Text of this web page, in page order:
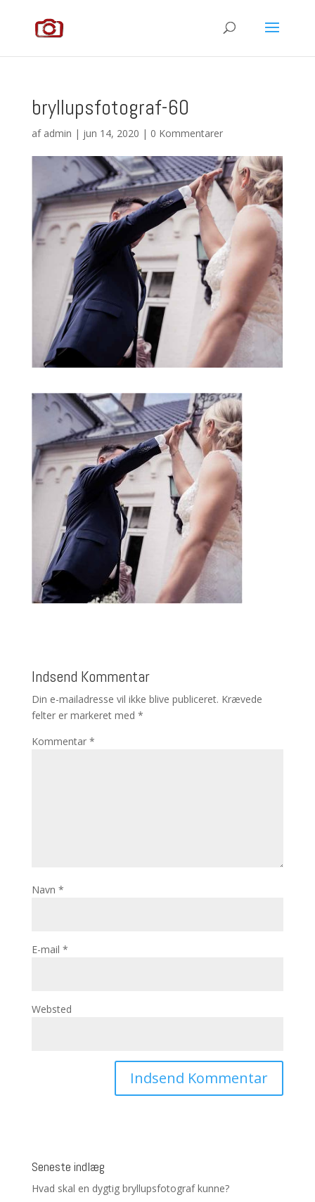
bryllupsfotograf-60
af admin | jun 14, 2020 | 0 Kommentarer
Indsend Kommentar
Din e-mailadresse vil ikke blive publiceret. Krævede
felter er markeret med *
Kommentar *
Navn *
E-mail *
Websted
Seneste indlæg
Hvad skal en dygtig bryllupsfotograf kunne?